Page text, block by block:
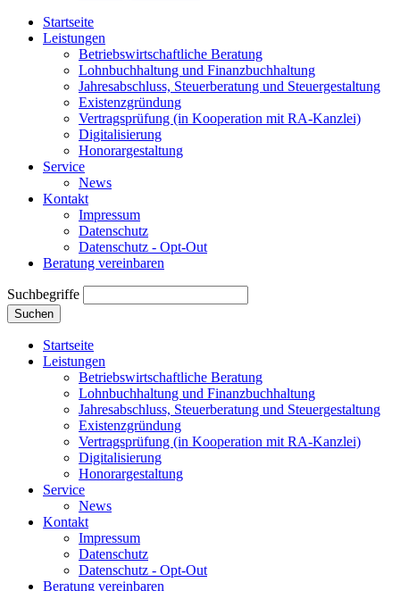
Startseite
Leistungen
Betriebswirtschaftliche Beratung
Lohnbuchhaltung und Finanzbuchhaltung
Jahresabschluss, Steuerberatung und Steuergestaltung
Existenzgründung
Vertragsprüfung (in Kooperation mit RA-Kanzlei)
Digitalisierung
Honorargestaltung
Service
News
Kontakt
Impressum
Datenschutz
Datenschutz - Opt-Out
Beratung vereinbaren
Suchbegriffe
Suchen
Startseite
Leistungen
Betriebswirtschaftliche Beratung
Lohnbuchhaltung und Finanzbuchhaltung
Jahresabschluss, Steuerberatung und Steuergestaltung
Existenzgründung
Vertragsprüfung (in Kooperation mit RA-Kanzlei)
Digitalisierung
Honorargestaltung
Service
News
Kontakt
Impressum
Datenschutz
Datenschutz - Opt-Out
Beratung vereinbaren